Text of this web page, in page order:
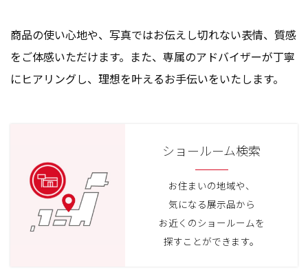
商品の使い心地や、写真ではお伝えし切れない表情、質感
をご体感いただけます。また、専属のアドバイザーが丁寧
にヒアリングし、理想を叶えるお手伝いをいたします。
ショールーム検索
お住まいの地域や、
気になる展示品から
お近くのショールームを
探すことができます。